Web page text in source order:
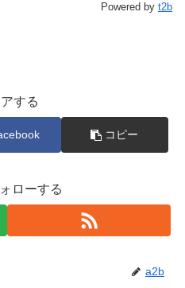
Powered by t2b
する
コピー
ローする
a2b